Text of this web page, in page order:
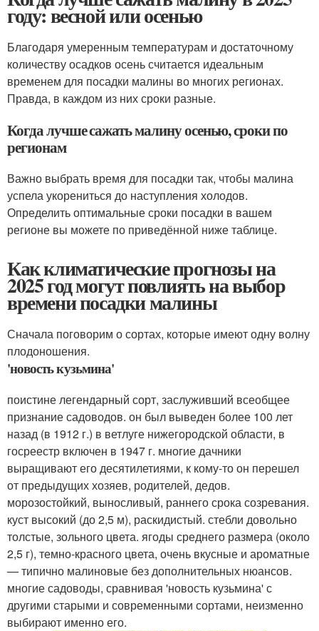
году: весной или осенью
Благодаря умеренным температурам и достаточному
количеству осадков осень считается идеальным
временем для посадки малины во многих регионах.
Правда, в каждом из них сроки разные.
Когда лучше сажать малину осенью, сроки по
регионам
Важно выбрать время для посадки так, чтобы малина
успела укорениться до наступления холодов.
Определить оптимальные сроки посадки в вашем
регионе вы можете по приведённой ниже таблице.
Как климатические прогнозы на
2025 год могут повлиять на выбор
времени посадки малины
Сначала поговорим о сортах, которые имеют одну волну
плодоношения.
'новость кузьмина'
поистине легендарный сорт, заслуживший всеобщее
признание садоводов. он был выведен более 100 лет
назад (в 1912 г.) в ветлуге нижегородской области, в
госреестр включен в 1947 г. многие дачники
выращивают его десятилетиями, к кому-то он перешел
от предыдущих хозяев, родителей, дедов.
морозостойкий, выносливый, раннего срока созревания.
куст высокий (до 2,5 м), раскидистый. стебли довольно
толстые, зольного цвета. ягоды среднего размера (около
2,5 г), темно-красного цвета, очень вкусные и ароматные
— типично малиновые без дополнительных нюансов.
многие садоводы, сравнивая 'новость кузьмина' с
другими старыми и современными сортами, неизменно
выбирают именно его.